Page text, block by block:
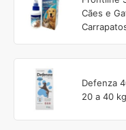
Cães e
Defenza
20 a 40